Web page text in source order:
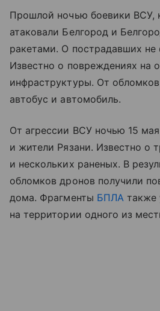
Прошлой ночью боевики ВСУ,
атаковали Белгород и
ракетами. О пострадавших не
Известно о повреждениях на
инфраструктуры. От
автобус и автомобиль.
От агрессии ВСУ ночью 15
и жители Рязани. Известно о
и нескольких раненых. В
обломков дронов получили
дома. Фрагменты БПЛА также
на территории одного из